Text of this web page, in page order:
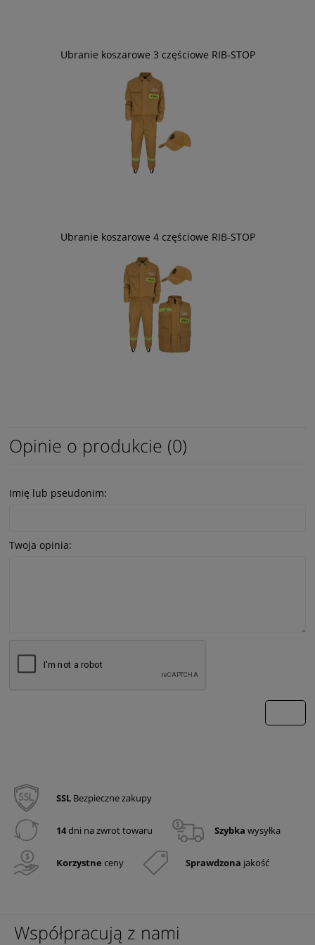
Ubranie koszarowe 3 częściowe RIB-STOP
Ubranie koszarowe 4 częściowe RIB-STOP
Opinie o produkcie (0)
Imię lub pseudonim:
Twoja opinia:
SSL Bezpieczne zakupy
14dni na zwrot towaru Szybka wysyłka
Korzystne ceny Sprawdzona jakość
Współpracują z nami